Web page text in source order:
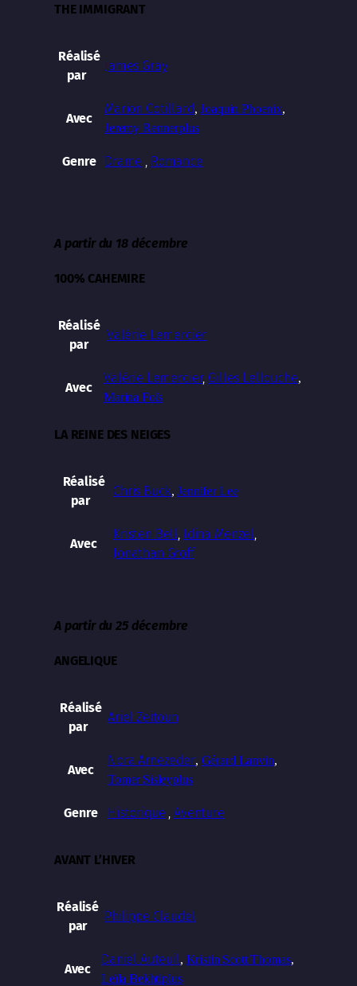
THE IMMIGRANT
Réalisé
par
James Gray
Avec
Marion Cotillard,Joaquin Phoenix,
Jeremy Rennerplus
Genre Drame Romance
A partir du 18 décembre
100% CAHEMIRE
Réalisé
par
Valérie Lemercier
Avec
Valérie Lemercier, Gilles Lellouche,
Marina Foïs
LA REINE DES NEIGES
Réalisé
par
Chris Buck,Jennifer Lee
Avec
Kristen Bell Idina Menzel
Jonathan Groff
A partir du 25 décembre
ANGELIQUE
Réalisé
par
Ariel Zeitoun
Avec
Nora Arnezeder, Gérard Lanvin,
Tomer Sisleyplus
Genre Historique ,Aventure
AVANT L’HIVER
Réalisé
par
Philippe Claudel
Avec
Daniel Auteuil, Kristin Scott Thomas,
Leïla Bekhtiplus